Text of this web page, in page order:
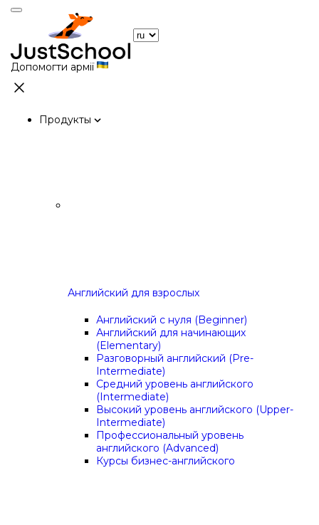
Допомогти армії
Продукты
Английский для взрослых
Английский с нуля (Beginner)
Английский для начинающих
(Elementary)
Разговорный английский (Pre-
Intermediate)
Средний уровень английского
(Intermediate)
Высокий уровень английского (Upper-
Intermediate)
Профессиональный уровень
английского (Advanced)
Курсы бизнес-английского